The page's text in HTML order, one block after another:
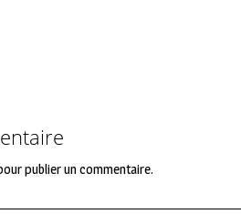
publier un commentaire.